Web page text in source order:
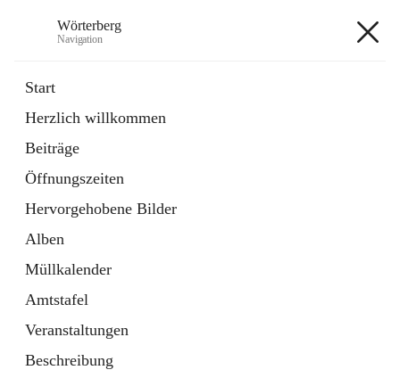
Wörterberg
Navigation
Start
Herzlich willkommen
Beiträge
Öffnungszeiten
Hervorgehobene Bilder
Alben
Müllkalender
Amtstafel
Veranstaltungen
Beschreibung
5 Schnellzugriffe
Bürgerservice
9 Schnellzugriffe